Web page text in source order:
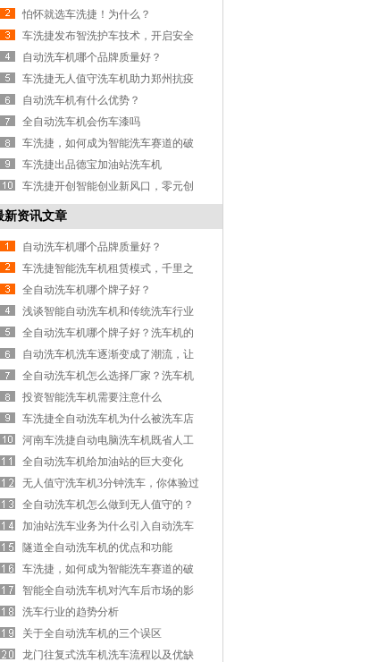
怕怀就选车洗捷！为什么？
车洗捷发布智洗护车技术，开启安全
洗车时代
自动洗车机哪个品牌质量好？
车洗捷无人值守洗车机助力郑州抗疫
自动洗车机有什么优势？
全自动洗车机会伤车漆吗
车洗捷，如何成为智能洗车赛道的破
局者？
车洗捷出品德宝加油站洗车机
车洗捷开创智能创业新风口，零元创
业正当时
新资讯文章
自动洗车机哪个品牌质量好？
车洗捷智能洗车机租赁模式，千里之
外赚钱
全自动洗车机哪个牌子好？
浅谈智能自动洗车机和传统洗车行业
的碰撞
全自动洗车机哪个牌子好？洗车机的
未来发展分析
自动洗车机洗车逐渐变成了潮流，让
洗车像洗脸一样简单
全自动洗车机怎么选择厂家？洗车机
使用有什么注意事项
投资智能洗车机需要注意什么
车洗捷全自动洗车机为什么被洗车店
引入
河南车洗捷自动电脑洗车机既省人工
又省水
全自动洗车机给加油站的巨大变化
无人值守洗车机3分钟洗车，你体验过
吗？
全自动洗车机怎么做到无人值守的？
安全吗
加油站洗车业务为什么引入自动洗车
设备？
隧道全自动洗车机的优点和功能
车洗捷，如何成为智能洗车赛道的破
局者？
智能全自动洗车机对汽车后市场的影
响
洗车行业的趋势分析
关于全自动洗车机的三个误区
龙门往复式洗车机洗车流程以及优缺